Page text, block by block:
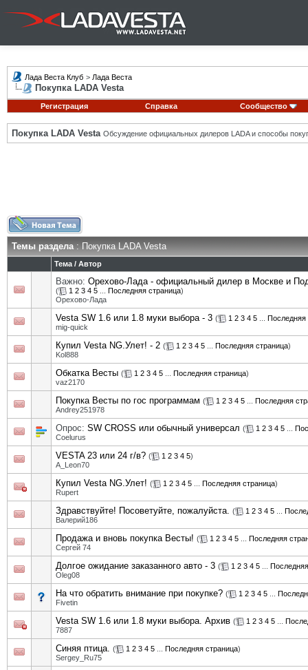
Лада Веста Клуб > Лада Веста
Покупка LADA Vesta
Регистрация Справка Сообщество
Покупка LADA Vesta Обсуждение официальных дилеров LADA и способы
Темы раздела: Покупка LADA Vesta
Тема / Автор
Важно: Орехово-Лада - официальный дилер в Москве и
( 1 2 3 4 5 Последняя страница)
Орехово-Лада
Vesta SW 1.6 или 1.8 муки выбора - 3 ( 1 2 3 4 5
Последняя
mig-quick
Купил Vesta NG.Улет! - 2 ( 1 2 3 4 5 Последняя страница)
Kol888
Обкатка Весты ( 1 2 3 4 5 Последняя страница)
vaz2170
Покупка Весты по гос программам ( 1 2 3 4 5
Последняя
Andrey251978
Опрос: SW CROSS или обычный универсал ( 1 2 3 4 5
Coelurus
VESTA 23 или 24 г/в? ( 1 2 3 4 5)
A_Leon70
Купил Vesta NG.Улет! ( 1 2 3 4 5 Последняя страница)
Rupert
Здравствуйте! Посоветуйте, пожалуйста. ( 1 2 3 4 5
Валерий186
Продажа и вновь покупка Весты! ( 1 2 3 4 5
Последняя
Сергей 74
Долгое ожидание заказанного авто - 3 ( 1 2 3 4 5
Oleg08
На что обратить внимание при покупке? ( 1 2 3 4 5
Fivetin
Vesta SW 1.6 или 1.8 муки выбора. Архив ( 1 2 3 4 5
7887
Синяя птица. ( 1 2 3 4 5 Последняя страница)
Sergey_Ru75